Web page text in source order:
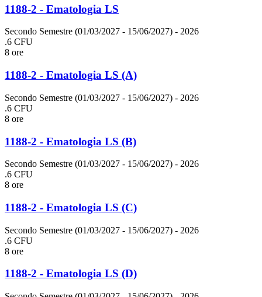
1188-2 - Ematologia LS
Secondo Semestre (01/03/2027 - 15/06/2027) - 2026
.6 CFU
8 ore
1188-2 - Ematologia LS (A)
Secondo Semestre (01/03/2027 - 15/06/2027) - 2026
.6 CFU
8 ore
1188-2 - Ematologia LS (B)
Secondo Semestre (01/03/2027 - 15/06/2027) - 2026
.6 CFU
8 ore
1188-2 - Ematologia LS (C)
Secondo Semestre (01/03/2027 - 15/06/2027) - 2026
.6 CFU
8 ore
1188-2 - Ematologia LS (D)